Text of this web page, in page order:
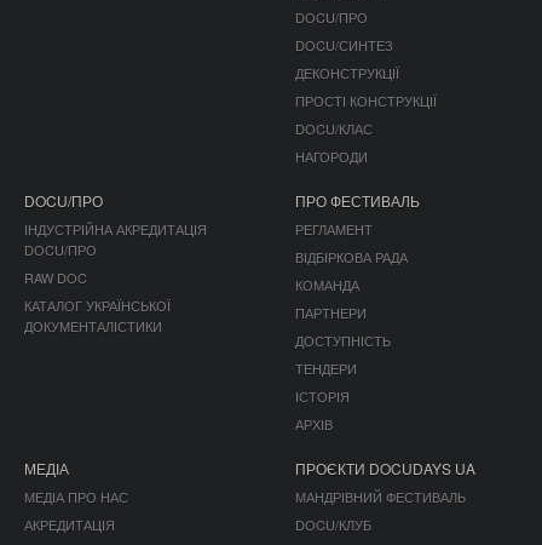
DOCU/ПРО
DOCU/СИНТЕЗ
ДЕКОНСТРУКЦІЇ
ПРОСТІ КОНСТРУКЦІЇ
DOCU/КЛАС
НАГОРОДИ
DOCU/ПРО
ІНДУСТРІЙНА АКРЕДИТАЦІЯ
DOCU/ПРО
RAW DOC
КАТАЛОГ УКРАЇНСЬКОЇ
ДОКУМЕНТАЛІСТИКИ
ПРО ФЕСТИВАЛЬ
РЕГЛАМЕНТ
ВІДБІРКОВА РАДА
КОМАНДА
ПАРТНЕРИ
ДОСТУПНІСТЬ
ТЕНДЕРИ
ІСТОРІЯ
АРХІВ
МЕДІА
МЕДІА ПРО НАС
АКРЕДИТАЦІЯ
ПРОЄКТИ DOCUDAYS UA
МАНДРІВНИЙ ФЕСТИВАЛЬ
DOCU/КЛУБ